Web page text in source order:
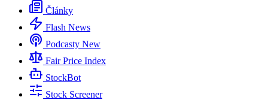
Články
Flash News
Podcasty New
Fair Price Index
StockBot
Stock Screener